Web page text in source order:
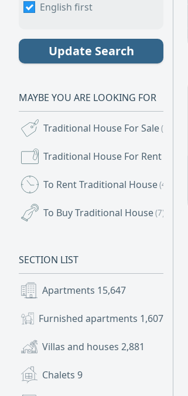
English first
Update Search
MAYBE YOU ARE LOOKING FOR
Traditional House For Sale(572)
Traditional House For Rent
To Rent Traditional House(4)
To Buy Traditional House(7)
SECTION LIST
Apartments 15,647
Furnished apartments 1,607
Villas and houses 2,881
Chalets 9